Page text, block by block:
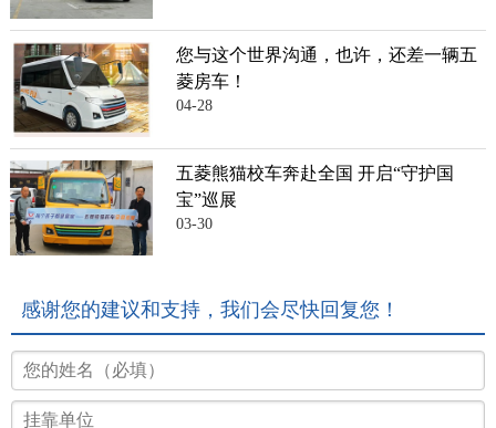
您与这个世界沟通，也许，还差一辆五
菱房车！
04-28
五菱熊猫校车奔赴全国 开启“守护国
宝”巡展
03-30
感谢您的建议和支持，我们会尽快回复您！